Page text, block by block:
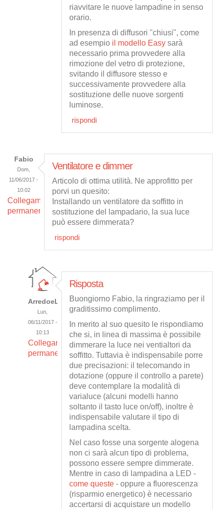
riavvitare le nuove lampadine in senso
orario.
In presenza di diffusori "chiusi", come
ad esempio il modello Easysarà
necessario prima provvedere alla
rimozione del vetro di protezione,
svitando il diffusore stesso e
successivamente provvedere alla
sostituzione delle nuove sorgenti
luminose.
rispondi
Fabio
Dom,
11/06/2017 -
10:02
Collegamento
permanente
Ventilatore e dimmer
Articolo di ottima utilità. Ne approfitto per
porvi un quesito:
Installando un ventilatore da soffitto in
sostituzione del lampadario, la sua luce
può essere dimmerata?
rispondi
ArredoeLuce
Lun,
06/11/2017 -
10:13
Collegamento
permanente
Risposta
Buongiorno Fabio, la ringraziamo per il
graditissimo complimento.
In merito al suo quesito le rispondiamo
che si, in linea di massima è possibile
dimmerare la luce nei ventialtori da
soffitto. Tuttavia è indispensabile porre
due precisazioni: il telecomando in
dotazione (oppure il controllo a parete)
deve contemplare la modalità di
varialuce (alcuni modelli hanno
soltanto il tasto luce on/off), inoltre è
indispensabile valutare il tipo di
lampadina scelta.
Nel caso fosse una sorgente alogena
non ci sarà alcun tipo di problema,
possono essere sempre dimmerate.
Mentre in caso di lampadina a LED -
come queste- oppure a fluorescenza
(risparmio energetico) è necessario
accertarsi di acquistare un modello